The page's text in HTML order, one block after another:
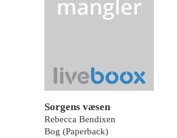
Sorgens væsen
Rebecca Bendixen
Bog (Paperback)